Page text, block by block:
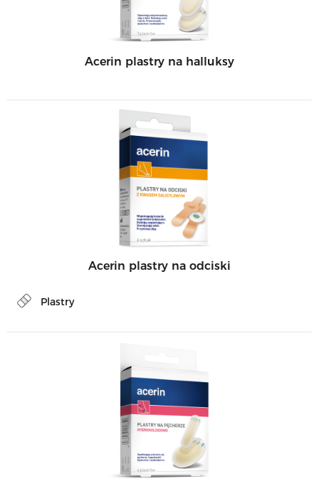
Acerin plastry na halluksy
Acerin plastry na odciski
Plastry